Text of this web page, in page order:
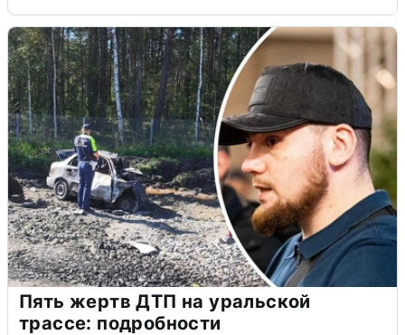
Пять жертв ДТП на уральской
трассе: подробности